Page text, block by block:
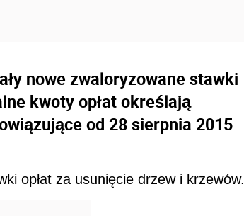
nowe zwaloryzowane stawki
kwoty opłat określają
od 28 sierpnia 2015
opłat za usunięcie drzew i krzewów.